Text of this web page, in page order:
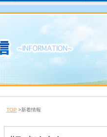
TOP >新着情報